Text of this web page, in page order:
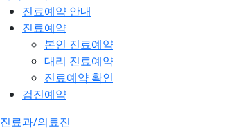
진료예약 안내
진료예약
본인 진료예약
대리 진료예약
진료예약 확인
검진예약
진료과/의료진